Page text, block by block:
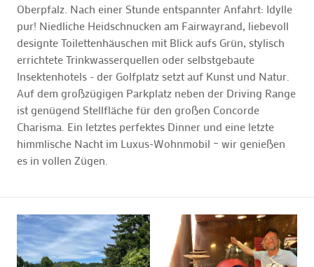
Oberpfalz. Nach einer Stunde entspannter Anfahrt: Idylle
pur! Niedliche Heidschnucken am Fairwayrand, liebevoll
designte Toilettenhäuschen mit Blick aufs Grün, stylisch
errichtete Trinkwasserquellen oder selbstgebaute
Insektenhotels - der Golfplatz setzt auf Kunst und Natur.
Auf dem großzügigen Parkplatz neben der Driving Range
ist genügend Stellfläche für den großen Concorde
Charisma. Ein letztes perfektes Dinner und eine letzte
himmlische Nacht im Luxus-Wohnmobil – wir genießen
es in vollen Zügen.